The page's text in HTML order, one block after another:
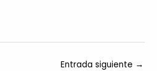
Entrada siguiente →